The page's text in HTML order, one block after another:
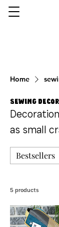
Home
sewing
as small
Bestsellers
5 products